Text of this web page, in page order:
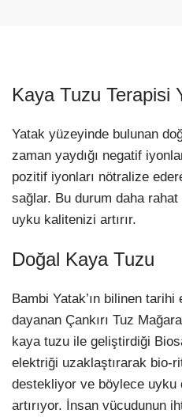
Kaya Tuzu Terapisi
Yatak yüzeyinde bulunan
zaman yaydığı negatif
pozitif iyonları nötralize
sağlar. Bu durum daha
uyku kalitenizi artırır.
Doğal Kaya Tuzu
Bambi Yatak’ın bilinen
dayanan Çankırı Tuz
kaya tuzu ile geliştirdiği
elektriği uzaklaştırarak bio-
destekliyor ve böylece uyku
artırıyor. İnsan vücudunun